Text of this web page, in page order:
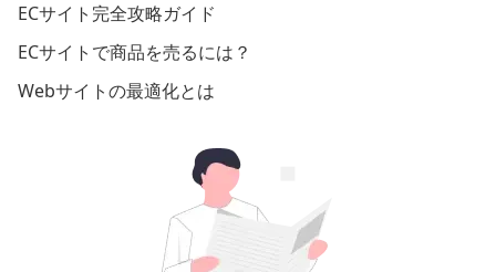
ECサイト完全攻略ガイド
ECサイトで商品を売るには？
Webサイトの最適化とは